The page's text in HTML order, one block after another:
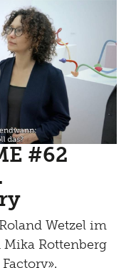
#62
Wetzel im
Rottenberg